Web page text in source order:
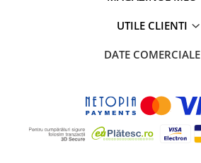
UTILE CLIENTI
DATE COMERCIALE